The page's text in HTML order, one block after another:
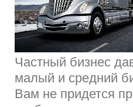
Частный бизнес
малый и средний
Вам не придется